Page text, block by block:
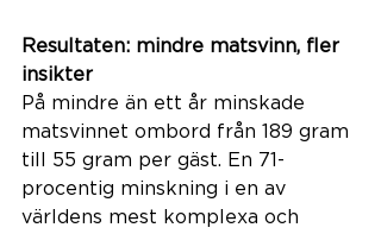
Resultaten: mindre matsvinn, fler
insikter
På mindre än ett år minskade
matsvinnet ombord från 189 gram
till 55 gram per gäst. En 71-
procentig minskning i en av
världens mest komplexa och